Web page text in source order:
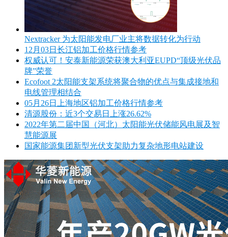
Nextracker 为太阳能发电厂业主将数据转化为行动
12月03日长江铝加工价格行情参考
权威认可！安泰新能源荣获澳大利亚EUPD“顶级光伏品
牌”荣誉
Ecofoot 2太阳能支架系统将聚合物的优点与集成接地和
电线管理相结合
05月26日上海地区铝加工价格行情参考
清源股份：近3个交易日上涨26.62%
2022年第二届中国（河北）太阳能光伏储能风电展及智
慧能源展
国家能源集团新型光伏支架助力复杂地形电站建设